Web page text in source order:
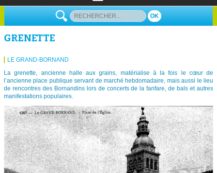
OK
GRENETTE
LE GRAND-BORNAND
La grenette, ancienne halle aux grains, matérialise à la fois le cœur de
l’ancienne place publique servant de marché hebdomadaire, mais aussi le lieu
de rencontres des Bornandins lors de concerts de la fanfare, de bals et autres
manifestations populaires.